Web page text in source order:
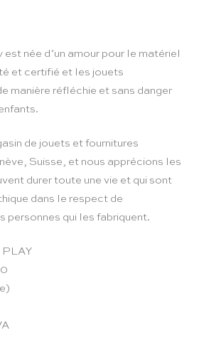
née d’un amour pour le matériel
et certifié et les jouets
manière réfléchie et sans danger
de jouets et fournitures
Suisse, et nous apprécions les
durer toute une vie et qui sont
dans le respect de
personnes qui les fabriquent.
PLAY